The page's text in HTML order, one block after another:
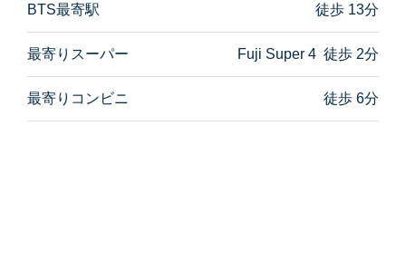
BTS最寄駅 徒歩 13分
最寄りスーパー Fuji Super 4 徒歩 2分
最寄りコンビニ 徒歩 6分